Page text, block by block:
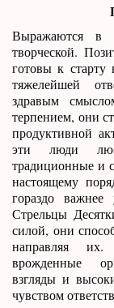
Выражаются в
творческой.
готовы к
тяжелейшей
здравым
терпением, они
продуктивной
эти люди
традиционные и
настоящему
гораздо
Стрельцы
силой, они
направляя
врожденные
взгляды и
чувством